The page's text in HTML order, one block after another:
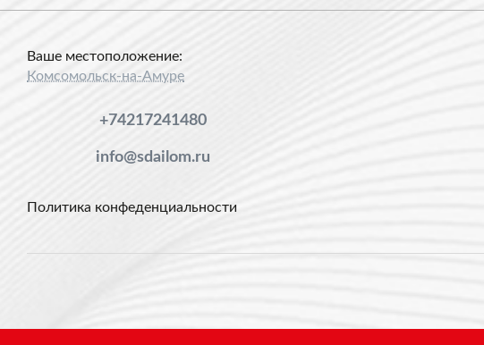
Ваше местоположение:
Комсомольск-на-Амуре
+74217241480
info@sdailom.ru
Политика конфеденциальности